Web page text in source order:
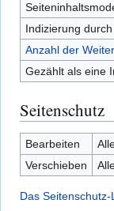
Indizierung
Anzahl der
Gezählt als eine
Seitenschutz
Bearbeiten
Verschieben
Das